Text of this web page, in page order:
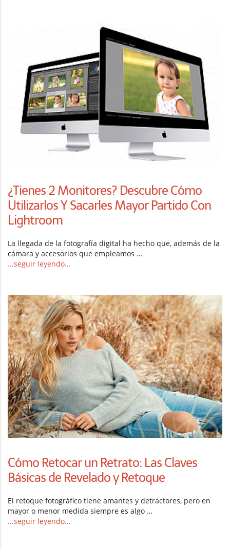
¿Tienes 2 Monitores? Descubre Cómo
Utilizarlos Y Sacarles Mayor Partido Con
Lightroom
La llegada de la fotografía digital ha hecho que, además de la
cámara y accesorios que empleamos …
...seguir leyendo...
Cómo Retocar un Retrato: Las Claves
Básicas de Revelado y Retoque
El retoque fotográfico tiene amantes y detractores, pero en
mayor o menor medida siempre es algo …
...seguir leyendo...